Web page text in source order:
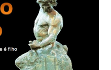
CONSAGRAÇÃO
Infinito da Divina
Afirmo: Há uma só
que faz vibrar
e Alegria. Quem quer que